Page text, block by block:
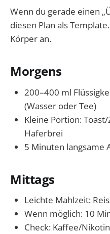
Wenn du gerade einen
diesen Plan als
Körper an.
Morgens
200–400 ml
(Wasser oder Tee)
Kleine Portion:
Haferbrei
5 Minuten langsame
Mittags
Leichte Mahlzeit:
Wenn möglich: 10
Check: Kaffee/